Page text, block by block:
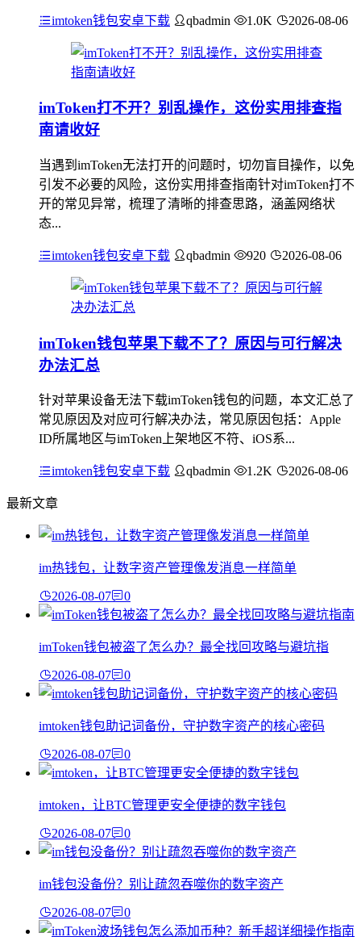
imtoken钱包安卓下载 qbadmin 1.0K 2026-08-06
imToken打不开？别乱操作，这份实用排查指
南请收好
当遇到imToken无法打开的问题时，切勿盲目操作，以免
引发不必要的风险，这份实用排查指南针对imToken打不
开的常见异常，梳理了清晰的排查思路，涵盖网络状
态...
imtoken钱包安卓下载 qbadmin 920 2026-08-06
imToken钱包苹果下载不了？原因与可行解决
办法汇总
针对苹果设备无法下载imToken钱包的问题，本文汇总了
常见原因及对应可行解决办法，常见原因包括：Apple
ID所属地区与imToken上架地区不符、iOS系...
imtoken钱包安卓下载 qbadmin 1.2K 2026-08-06
最新文章
im热钱包，让数字资产管理像发消息一样简单
2026-08-07 0
imToken钱包被盗了怎么办？最全找回攻略与避坑指
2026-08-07 0
imtoken钱包助记词备份，守护数字资产的核心密码
2026-08-07 0
imtoken，让BTC管理更安全便捷的数字钱包
2026-08-07 0
im钱包没备份？别让疏忽吞噬你的数字资产
2026-08-07 0